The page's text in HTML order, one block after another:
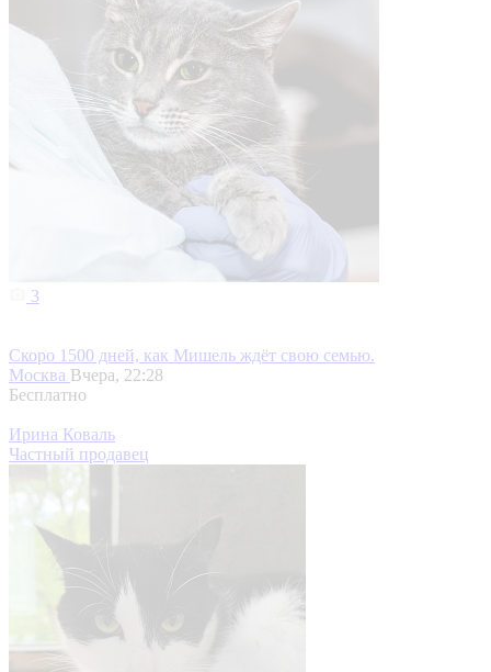
3
Скоро 1500 дней, как Мишель ждёт свою семью.
Москва Вчера, 22:28
Бесплатно
Ирина Коваль
Частный продавец